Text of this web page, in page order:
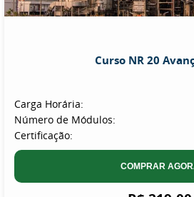
Curso NR 20
Carga Horária:
Número de Módulos:
Certificação:
COMPRAR